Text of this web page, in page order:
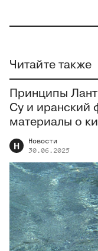
Читайте также
Принципы
Су и иранский
материалы о
Н
Новости
30.06.2025